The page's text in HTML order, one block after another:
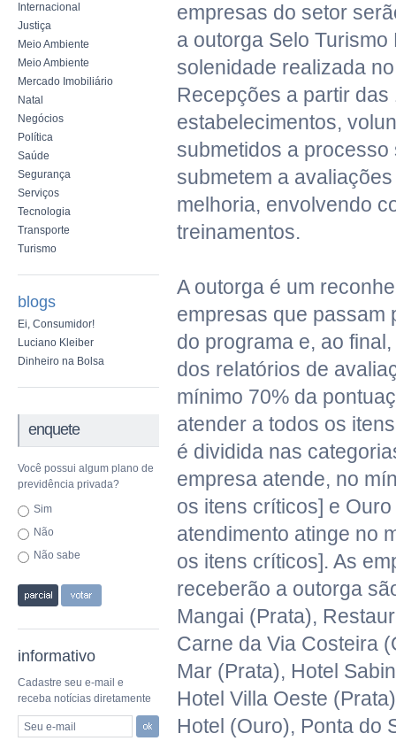
Internacional
Justiça
Meio Ambiente
Meio Ambiente
Mercado Imobiliário
Natal
Negócios
Política
Saúde
Segurança
Serviços
Tecnologia
Transporte
Turismo
blogs
Ei, Consumidor!
Luciano Kleiber
Dinheiro na Bolsa
enquete
Você possui algum plano de
previdência privada?
Sim
Não
Não sabe
informativo
Cadastre seu e-mail e
receba notícias diretamente
Seu e-mail
empresas do setor
a outorga Selo Turismo
solenidade realizada
Recepções a partir das
estabelecimentos,
submetidos a
submetem a
melhoria, envolvendo
treinamentos.
A outorga é um
empresas que passam
do programa e, ao
dos relatórios de
mínimo 70% da
atender a todos os
é dividida nas
empresa atende, no
os itens críticos] e
atendimento atinge no
os itens críticos]. As
receberão a outorga
Mangai (Prata),
Carne da Via Costeira
Mar (Prata), Hotel
Hotel Villa Oeste
Hotel (Ouro), Ponta do